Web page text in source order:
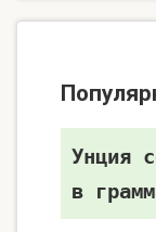
Унция
в